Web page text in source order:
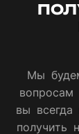
Мы
вы
получить